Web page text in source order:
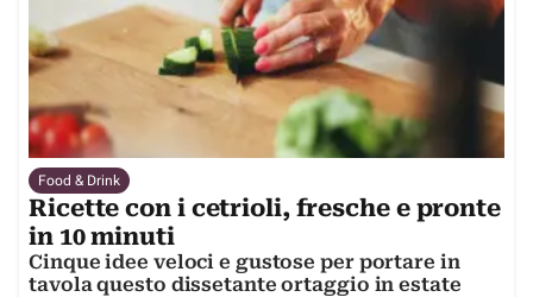
Food & Drink
Ricette con i cetrioli, fresche e pronte
in 10 minuti
Cinque idee veloci e gustose per portare in
tavola questo dissetante ortaggio in estate